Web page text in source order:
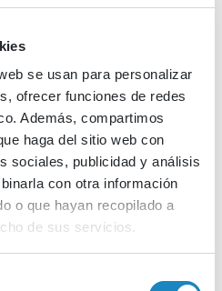
se usan para personalizar
ofrecer funciones de redes
Además, compartimos
haga del sitio web con
sociales, publicidad y análisis
con otra información
o que hayan recopilado a
de sus servicios.
disponibles.